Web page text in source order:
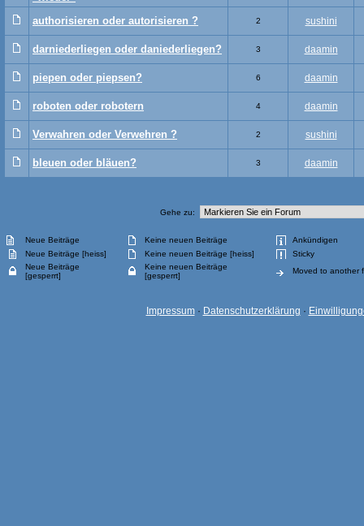
authorisieren oder autorisieren ? 2 sushini
darniederliegen oder daniederliegen? 3 daamin
piepen oder piepsen? 6 daamin
roboten oder robotern 4 daamin
Verwahren oder Verwehren ? 2 sushini
bleuen oder bläuen? 3 daamin
Gehe zu:
Neue Beiträge Keine neuen Beiträge
Ankündigen
Neue Beiträge [heiss]
Keine neuen Beiträge [heiss]
Sticky
Neue Beiträge
[gesperrt]
Keine neuen Beiträge
[gesperrt]
Moved to another
Impressum· Datenschutzerklärung ·